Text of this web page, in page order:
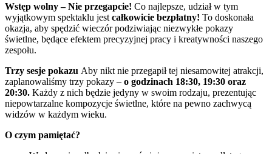
Wstęp wolny – Nie przegapcie! Co najlepsze, udział w tym
wyjątkowym spektaklu jest całkowicie bezpłatny! To doskonała
okazja, aby spędzić wieczór podziwiając niezwykłe pokazy
świetlne, będące efektem precyzyjnej pracy i kreatywności naszego
zespołu.
Trzy sesje pokazu Aby nikt nie przegapił tej niesamowitej atrakcji,
zaplanowaliśmy trzy pokazy – o godzinach 18:30, 19:30 oraz
20:30. Każdy z nich będzie jedyny w swoim rodzaju, prezentując
niepowtarzalne kompozycje świetlne, które na pewno zachwycą
widzów w każdym wieku.
O czym pamiętać?